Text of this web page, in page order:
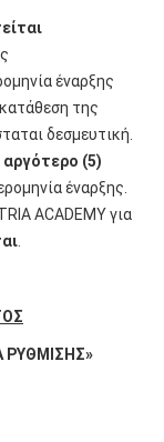
έναρξης
της
δεσμευτική.
(5)
έναρξης.
ACADEMY για
ΡΥΘΜΙΣΗΣ»